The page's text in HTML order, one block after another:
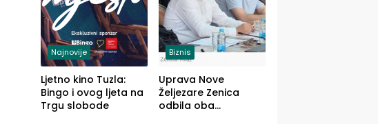
Najnovije
Ljetno kino Tuzla:
Bingo i ovog ljeta na
Trgu slobode
Biznis
Uprava Nove
Željezare Zenica
odbila oba